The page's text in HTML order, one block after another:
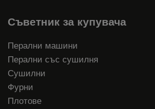
Съветник за купувача
Перални машини
Перални със сушилня
Сушилни
Фурни
Плотове